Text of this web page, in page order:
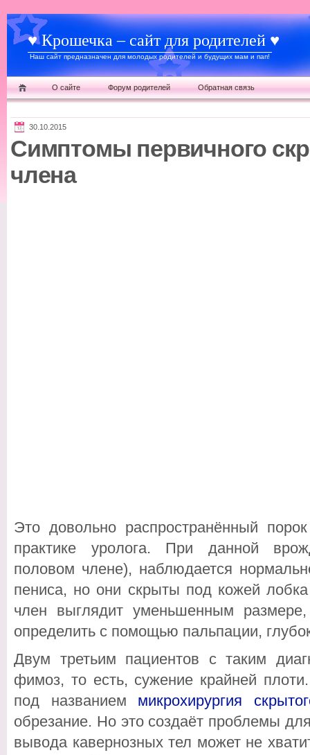
♥ Крошечка – сайт для родителей ♥
Наш сайт предназначен для молодых родителей и будущих мам и пап!
О сайте Форум родителей Обратная связь
30.10.2015
Симптомы первичного
члена
Это довольно распространённый
практике уролога. При данной
половом члене), наблюдается
пениса, но они скрыты под кожей
член выглядит уменьшенным
определить с помощью пальпации,
Двум третьим пациентов с таким
фимоз, то есть, сужение крайней
под названием микрохирургия
обрезание. Но это создаёт проблемы
вывода кавернозных тел может не